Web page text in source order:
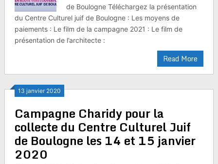
de Boulogne Téléchargez la présentation
du Centre Culturel juif de Boulogne : Les moyens de
paiements : Le film de la campagne 2021 : Le film de
présentation de l’architecte :
Read More
13 janvier 2020
Campagne Charidy pour la
collecte du Centre Culturel Juif
de Boulogne les 14 et 15 janvier
2020